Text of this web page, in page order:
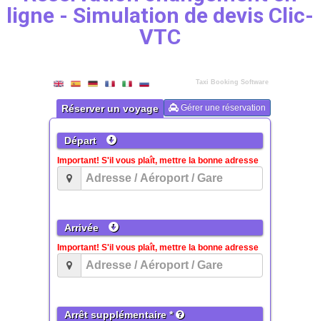
ligne - Simulation de devis Clic-
VTC